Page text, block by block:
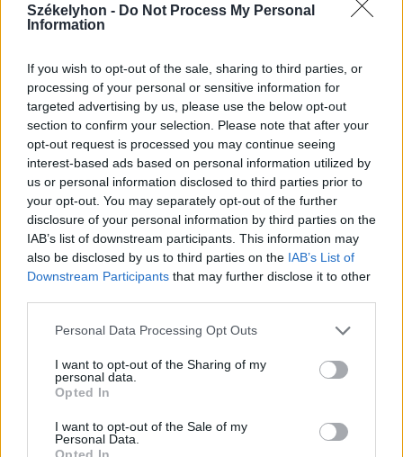
Székelyhon - Do Not Process My Personal
Information
If you wish to opt-out of the sale, sharing to third parties, or
processing of your personal or sensitive information for
targeted advertising by us, please use the below opt-out
section to confirm your selection. Please note that after your
opt-out request is processed you may continue seeing
interest-based ads based on personal information utilized by
us or personal information disclosed to third parties prior to
your opt-out. You may separately opt-out of the further
disclosure of your personal information by third parties on the
IAB’s list of downstream participants. This information may
also be disclosed by us to third parties on the IAB’s List of
Downstream Participants that may further disclose it to other
Personal Data Processing Opt Outs
I want to opt-out of the Sharing of my
personal data.
Opted In
I want to opt-out of the Sale of my
Personal Data.
Opted In
Hasznos
Impresszum
Szerzői jogok
Adatvédelmi tájékoztató
Cookie-kezelési tájékoztató
Hozzászólási szabályzat
Nyomtatott lapjaink archívuma
Székely Hírmondó archívuma